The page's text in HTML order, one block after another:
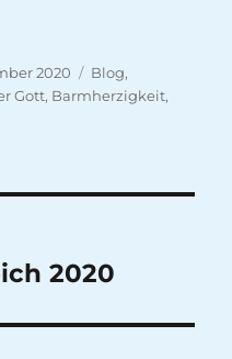
2020 Kategorien
Blog,
Gott, Barmherzigkeit,
2020